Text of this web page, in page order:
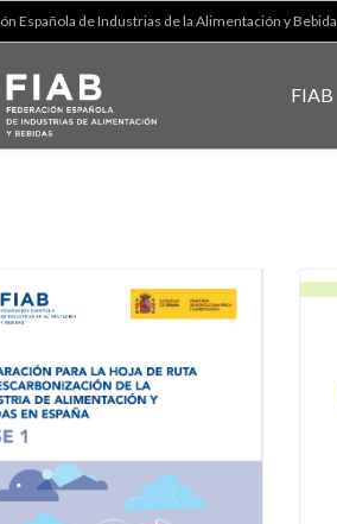
Española de Industrias de la Alimentación y
FIAB